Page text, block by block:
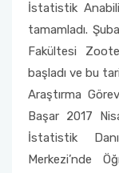
İstatistik
tamamladı.
Fakültesi
başladı ve bu
Araştırma
Başar 2017
İstatistik
Merkezi’nde